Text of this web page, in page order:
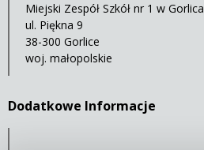
Miejski Zespół Szkół nr 1 w
ul. Piękna 9
38-300 Gorlice
woj. małopolskie
Dodatkowe Informacje